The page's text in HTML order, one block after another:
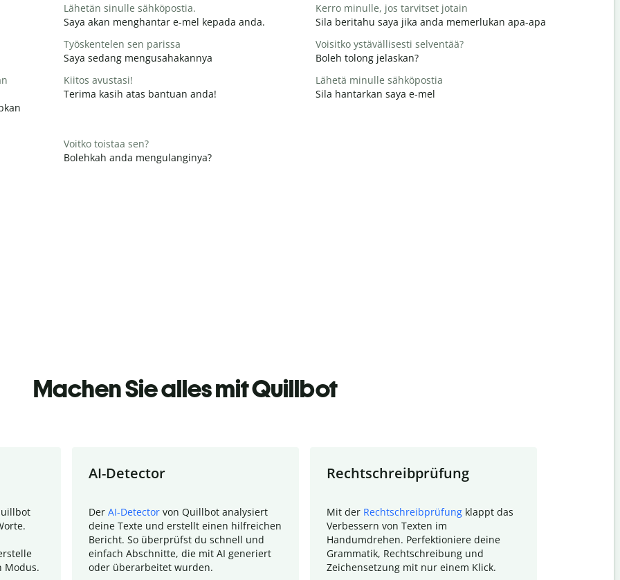
Lähetän sinulle sähköpostia.
Saya akan menghantar e-mel kepada anda.
Kerro minulle, jos tarvitset jotain
Sila beritahu saya jika anda memerlukan apa-apa
Työskentelen sen parissa
Saya sedang mengusahakannya
Voisitko ystävällisesti selventää?
Boleh tolong jelaskan?
Kiitos avustasi!
Terima kasih atas bantuan anda!
Lähetä minulle sähköpostia
Sila hantarkan saya e-mel
Voitko toistaa sen?
Bolehkah anda mengulanginya?
Machen Sie alles mit Quillbot
Modus.
AI-Detector
Der AI-Detector von Quillbot analysiert
deine Texte und erstellt einen hilfreichen
Bericht. So überprüfst du schnell und
einfach Abschnitte, die mit AI generiert
oder überarbeitet wurden.
Rechtschreibprüfung
Mit der Rechtschreibprüfung klappt das
Verbessern von Texten im
Handumdrehen. Perfektioniere deine
Grammatik, Rechtschreibung und
Zeichensetzung mit nur einem Klick.